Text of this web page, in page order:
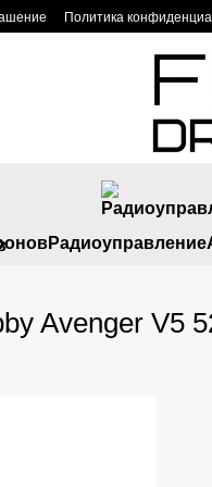
Политика
Радиоуправление
Avenger V5